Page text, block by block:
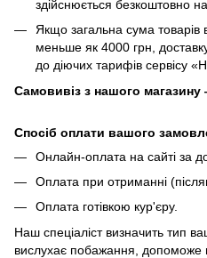
здійснюється безкоштовно
Якщо загальна сума товарів
меньше як 4000 грн,
до діючих тарифів сервісу
Самовивіз з нашого
Спосіб оплати вашого
Онлайн-оплата на сайті за
Оплата при отриманні
Оплата готівкою кур'єру.
Наш спеціаліст визначить тип
вислухає побажання, допоможе